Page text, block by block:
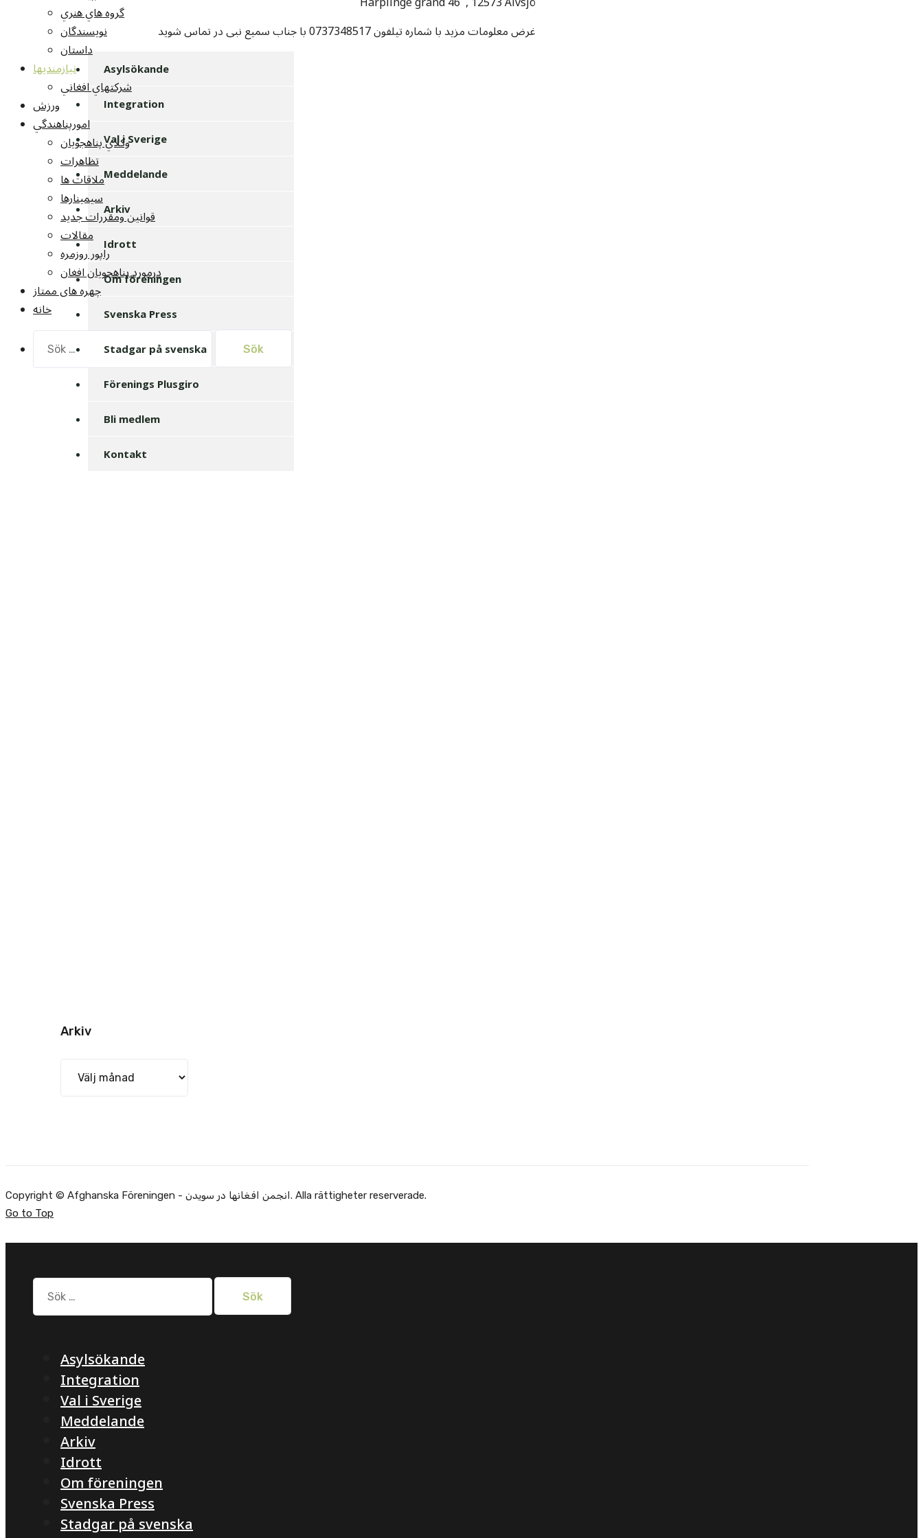
گروه هاي هنري
نويسندگان
داستان
نيازمنديها
شرکتهاي افغاني
ورزش
امورپناهندگي
وکلاي پناهجويان
تظاهرات
ملاقات ها
سيمينارها
قوانين ومقررات جديد
مقالات
راپور روزمره
درمورد پناهجويان افغان
چهره های ممتاز
خانه
efter:
غرض معلومات مزید با شماره تیلفون 0737348517 با جناب سمیع نبی در تماس شوید
Asylsökande
Integration
Val i Sverige
Meddelande
Arkiv
Idrott
Om föreningen
Svenska Press
Stadgar på svenska
Förenings Plusgiro
Bli medlem
Kontakt
Arkiv
Copyright © Afghanska Föreningen - انجمن افغانها در سویدن. Alla rättigheter reserverade.
Go to Top
Sök
efter:
Asylsökande
Integration
Val i Sverige
Meddelande
Arkiv
Idrott
Om föreningen
Svenska Press
Stadgar på svenska